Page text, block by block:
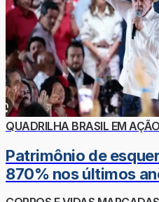
QUADRILHA BRASIL EM AÇÃO
Patrimônio de
870% nos últimos